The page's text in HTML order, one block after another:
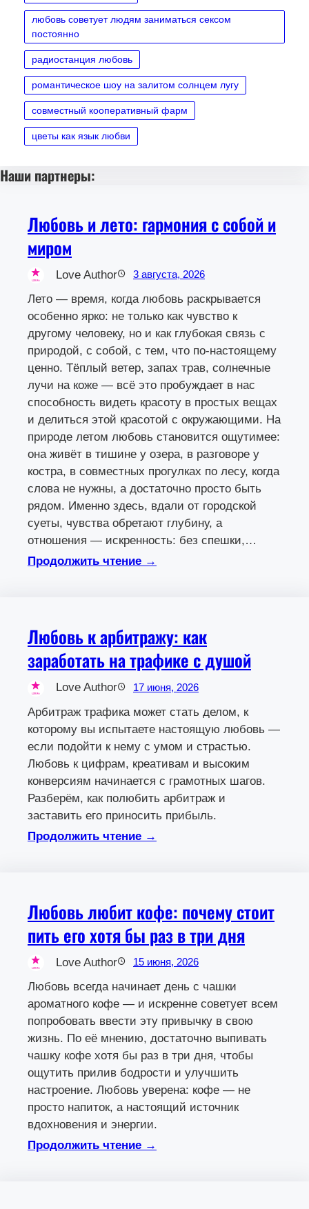
любовь советует людям заниматься сексом
постоянно
радиостанция любовь
романтическое шоу на залитом солнцем лугу
совместный кооперативный фарм
цветы как язык любви
Наши партнеры:
Любовь и лето: гармония с собой и
миром
Love Author 3 августа, 2026
Лето — время, когда любовь раскрывается
особенно ярко: не только как чувство к
другому человеку, но и как глубокая связь с
природой, с собой, с тем, что по-настоящему
ценно. Тёплый ветер, запах трав, солнечные
лучи на коже — всё это пробуждает в нас
способность видеть красоту в простых вещах
и делиться этой красотой с окружающими. На
природе летом любовь становится ощутимее:
она живёт в тишине у озера, в разговоре у
костра, в совместных прогулках по лесу, когда
слова не нужны, а достаточно просто быть
рядом. Именно здесь, вдали от городской
суеты, чувства обретают глубину, а
отношения — искренность: без спешки,…
Продолжить чтение →
Любовь к арбитражу: как
заработать на трафике с душой
Love Author 17 июня, 2026
Арбитраж трафика может стать делом, к
которому вы испытаете настоящую любовь —
если подойти к нему с умом и страстью.
Любовь к цифрам, креативам и высоким
конверсиям начинается с грамотных шагов.
Разберём, как полюбить арбитраж и
заставить его приносить прибыль.
Продолжить чтение →
Любовь любит кофе: почему стоит
пить его хотя бы раз в три дня
Love Author 15 июня, 2026
Любовь всегда начинает день с чашки
ароматного кофе — и искренне советует всем
попробовать ввести эту привычку в свою
жизнь. По её мнению, достаточно выпивать
чашку кофе хотя бы раз в три дня, чтобы
ощутить прилив бодрости и улучшить
настроение. Любовь уверена: кофе — не
просто напиток, а настоящий источник
вдохновения и энергии.
Продолжить чтение →